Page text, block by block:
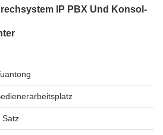
IP PBX Und Konsol-
Satz